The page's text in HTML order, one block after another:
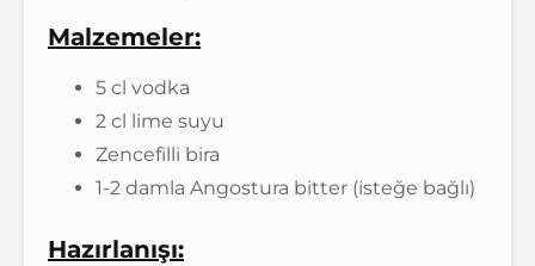
Malzemeler:
5 cl vodka
2 cl lime suyu
Zencefilli bira
1-2 damla Angostura bitter (isteğe bağlı)
Hazırlanışı: